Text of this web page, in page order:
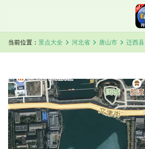
当前位置： 景点大全 chevron_right 河北省 chevron_right 唐山市 chevron_right 迁西县
迁西花乡果巷卫星地图加载中，请稍候...